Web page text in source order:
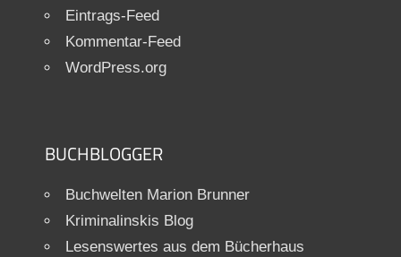
Eintrags-Feed
Kommentar-Feed
WordPress.org
BUCHBLOGGER
Buchwelten Marion Brunner
Kriminalinskis Blog
Lesenswertes aus dem Bücherhaus